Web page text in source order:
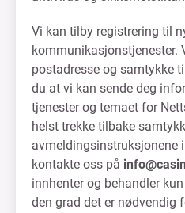
Vi kan tilby registrering til
kommunikasjonstjenester.
postadresse og samtykke
du at vi kan sende deg
tjenester og temaet for
helst trekke tilbake
avmeldingsinstruksjonene
kontakte oss på
innhenter og behandler
den grad det er nødvendig